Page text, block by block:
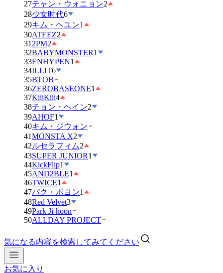
27チャン・ウォニョン2
28少女时代6
29キム・ヘユン1
30ATEEZ2
31 2PM2
32BABYMONSTER1
33ENHYPEN1
34ILLIT6
35BTOB
36ZEROBASEONE1
37KiiiKiii4
38チョン・ヘイン2
39AHOF1
40キム・ジウォン
41MONSTA X2
42ルセラフィム2
43SUPER JUNIOR1
44KickFlip1
45AND2BLE1
46TWICE1
47パク・ボヨン1
48Red Velvet3
49Park Ji-hoon
50ALLDAY PROJECT
気になる内容を検索してみてください
お気に入り